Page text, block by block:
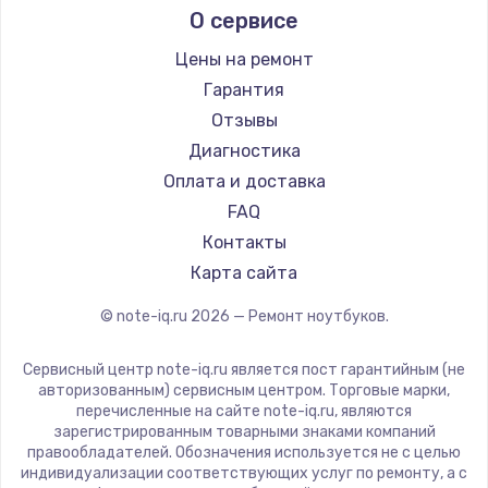
2885 руб.
Замена видеочипа
2990 руб.
Замена задней крышки
550 руб.
550 руб.
Заказать
Замена кнопки громкости
Ремонт ноутбуков Predator
Ремонт ноутбуков iru
Ремонт ноутбуков Machenike
Ремонт ноутбуков DEXP
Ремонт ноутбуков Teclast
Ремонт ноутбуков CHUWI
Ремонт ноутбуков Colorful
Aquarius
Gigabyte
Aorus
Maibenben
Getac
Epson
Philips
LG
Panasonic
ZTE
Hiper
Evga
Google
О сервисе
Цены на ремонт
Гарантия
Отзывы
Диагностика
Оплата и доставка
FAQ
Контакты
Карта сайта
© note-iq.ru 2026 — Ремонт ноутбуков.
Сервисный центр note-iq.ru является пост гарантийным (не
авторизованным) сервисным центром. Торговые марки,
перечисленные на сайте note-iq.ru, являются
зарегистрированным товарными знаками компаний
правообладателей. Обозначения используется не с целью
индивидуализации соответствующих услуг по ремонту, а с